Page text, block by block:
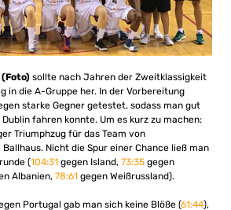
sollte nach Jahren der Zweitklassigkeit
in die A-Gruppe her. In der Vorbereitung
starke Gegner getestet, sodass man gut
fahren konnte. Um es kurz zu machen:
Triumphzug für das Team von
Nicht die Spur einer Chance ließ man
(104:31 gegen Island, 73:35 gegen
Albanien, 78:61 gegen Weißrussland).
Portugal gab man sich keine Blöße (61:44),